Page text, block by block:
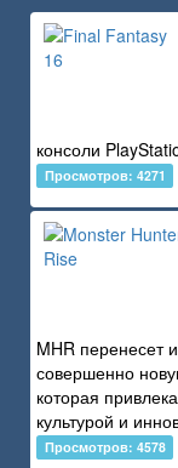
консоли
Просмотров: 4271
MHR перенесет
совершенно
которая
культурой и
Просмотров: 4578